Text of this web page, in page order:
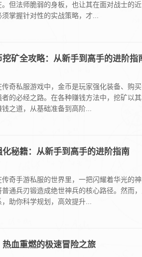
。但法师脆弱的身板，也让其在面对战士的
须掌握针对性的实战策略，才...
矿全攻略：从新手到高手的进阶指
传奇私服游戏中，金币是玩家强化装备、购
者的必经之路。在各种赚钱方法中，挖矿以
钱之道，从基础准备到高阶...
秘籍：从新手到高手的进阶指南
传奇手游私服的世界里，一把闪耀着华光的
普通兵刃锻造成绝世神兵的核心路径。然而
，助你科学规划，高效提升...
血重燃的极速冒险之旅